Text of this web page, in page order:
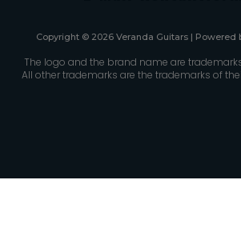
Copyright © 2026 Veranda Guitars | Powered
The logo and the brand name are
All other trademarks are the trademarks of